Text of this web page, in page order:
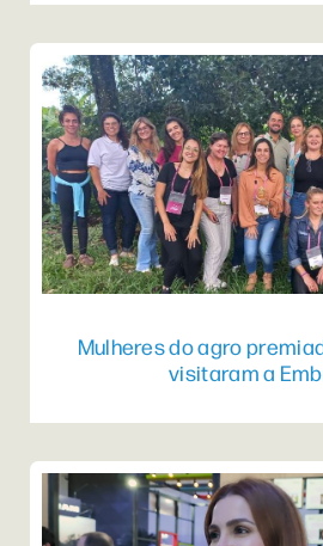
Mulheres do agro
visitaram a